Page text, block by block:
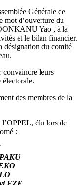
Générale de
mot d’ouverture du
Yao , à la
et le bilan financier.
désignation du comité
convaincre leurs
électorale.
des membres de la
élu lors de
: